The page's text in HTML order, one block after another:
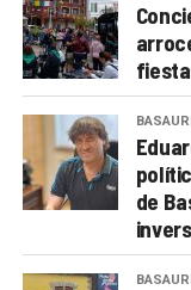
BASAURI
de
BASAURI